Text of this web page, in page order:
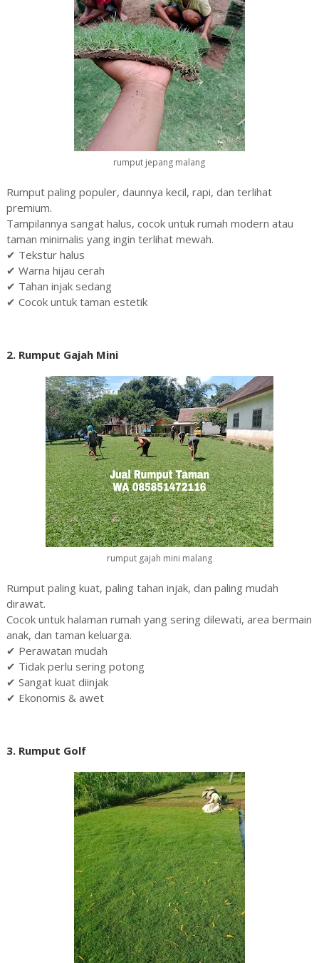
rumput jepang malang
Rumput paling populer, daunnya kecil, rapi, dan terlihat
premium.
Tampilannya sangat halus, cocok untuk rumah modern atau
taman minimalis yang ingin terlihat mewah.
✔ Tekstur halus
✔ Warna hijau cerah
✔ Tahan injak sedang
✔ Cocok untuk taman estetik
2. Rumput Gajah Mini
rumput gajah mini malang
Rumput paling kuat, paling tahan injak, dan paling mudah
dirawat.
Cocok untuk halaman rumah yang sering dilewati, area bermain
anak, dan taman keluarga.
✔ Perawatan mudah
✔ Tidak perlu sering potong
✔ Sangat kuat diinjak
✔ Ekonomis & awet
3. Rumput Golf